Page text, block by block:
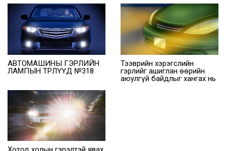
АВТОМАШИНЫ ГЭРЛИЙН
ЛАМПЫН ТӨРЛҮҮД №318
Тээврийн хэрэгслийн
гэрлийг ашиглан өөрийн
аюулгүй байдлыг хангах нь